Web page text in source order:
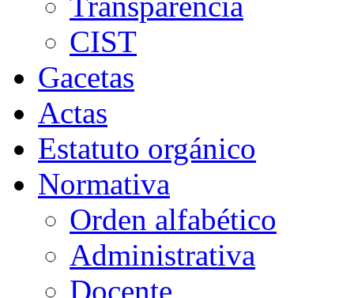
CIST
Gacetas
Actas
Estatuto orgánico
Normativa
Orden alfabético
Administrativa
Docente